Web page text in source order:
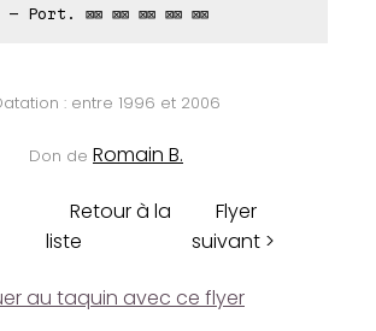
- Port. ⊠⊠ ⊠⊠ ⊠⊠ ⊠⊠ ⊠⊠
: entre 1996 et 2006
Don de Romain B.
Retour à la
liste
Flyer
suivant >
au taquin avec ce flyer